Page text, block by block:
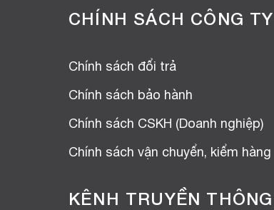
CHÍNH SÁCH CÔNG TY
Chính sách đổi trả
Chính sách bảo hành
Chính sách CSKH (Doanh nghiệp)
Chính sách vận chuyển, kiểm hàng
KÊNH TRUYỀN THÔNG